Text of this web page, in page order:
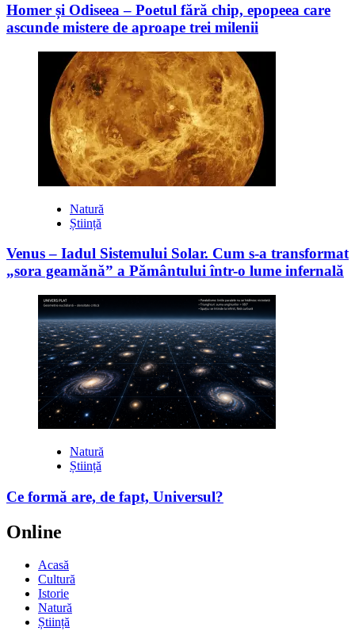
Homer și Odiseea – Poetul fără chip, epopeea care
ascunde mistere de aproape trei milenii
Natură
Știință
Venus – Iadul Sistemului Solar. Cum s-a transformat
„sora geamănă” a Pământului într-o lume infernală
Natură
Știință
Ce formă are, de fapt, Universul?
Online
Acasă
Cultură
Istorie
Natură
Știință